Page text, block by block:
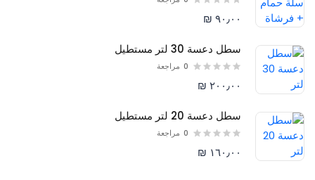
٩٠٫٠٠ ₪
سطل دعسة 30 لتر مستطيل
0 مراجعة
٢٠٠٫٠٠ ₪
سطل دعسة 20 لتر مستطيل
0 مراجعة
١٦٠٫٠٠ ₪